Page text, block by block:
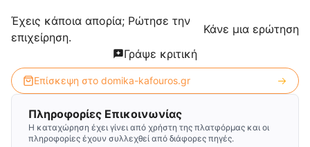
Έχεις κάποια απορία; Ρώτησε την
επιχείρηση.
Κάνε μια ερώτηση
Γράψε κριτική
Επίσκεψη στο domika-kafouros.gr
Πληροφορίες Επικοινωνίας
Η καταχώρηση έχει γίνει από χρήστη της πλατφόρμας και οι
πληροφορίες έχουν συλλεχθεί από διάφορες πηγές.